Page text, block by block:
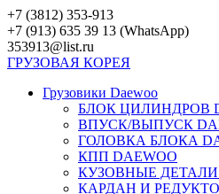
Перейти
к
контенту
+7 (3812) 353-913
+7 (913) 635 39 13 (WhatsApp)
353913@list.ru
ГРУЗОВАЯ КОРЕЯ
Грузовики Daewoo
БЛОК ЦИЛИНДРОВ
ВПУСК/ВЫПУСК
ГОЛОВКА БЛОКА
КПП DAEWOO
КУЗОВНЫЕ ДЕТАЛИ
КАРДАН И